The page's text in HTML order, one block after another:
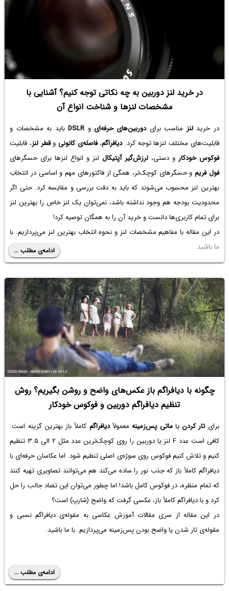
در خرید لنز دوربین به چه نکاتی توجه کنیم؟ آشنایی با
مشخصات لنزها و شناخت انواع آن
در خریدلنز مناسب برایدوربین‌های حرفه‌ای و DSLRباید به مشخصات و
قابلیت‌های مختلف لنزها توجه کرد.دیافراگم،فاصله‌ی کانونیوقطر لنز، قابلیت
فوکوس خودکار و دستی،لرزش‌گیر آپتیکال لنز و انواع لنز‌ها برای حسگرهای
فول فریم و حسگرهای کوچک‌تر، همگی از فاکتورهای مهم و اساسی در انتخاب
بهترین لنز محسوب می‌شوند که باید به دقت بررسی و مقایسه کرد. حتی اگر
محدودیت بودجه هم وجود نداشته باشد، نمی‌توان یک لنز خاص را بهترین لنز
برای تمام کاربری‌ها دانست و خرید آن را به همگان توصیه کرد!
در این مقاله با مفاهیم مشخصات لنز و نحوه انتخاب بهترین لنز می‌پردازیم. با
ما باشید.
ادامه‌ی مطلب ...
چگونه با دیافراگم باز عکس‌های واضح و روشن بگیریم؟ روش
تنظیم دیافراگم دوربین و فوکوس خودکار
برایتار کردنیاماتی پس‌زمینهمعمولاًدیافراگم کاملاً باز بهترین گزینه است.
کافی است عدد F لنز یا دوربین را روی کوچک‌ترین عدد مثل ۲ الی ۳.۵ تنظیم
کنیم و تلاش کنیم فوکوس روی سوژه‌ی اصلی تنظیم شود. اما عکاسان حرفه‌ای با
دیافراگم کاملاً باز که جذب نور را ساده می‌کند هم می‌توانند تصاویری تهیه کنند
که تمام منظره، در فوکوس کامل باشد! اما چطور می‌توان این تضاد جالب را حل
کرد و با دیافراگم کاملاً باز، عکسی گرفت که واضح (شارپ) است؟
در این مقاله از سری مقالات آموزش عکاسی به مقوله‌ی دیافراگم نسبی و
مقوله‌ی تار شدن یا واضح بودن پس‌زمینه می‌پردازیم. با ما باشید.
ادامه‌ی مطلب ...